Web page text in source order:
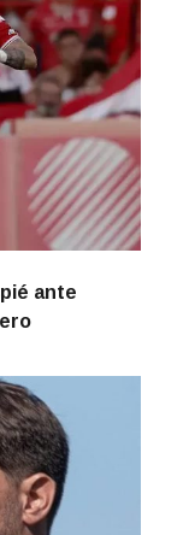
ante